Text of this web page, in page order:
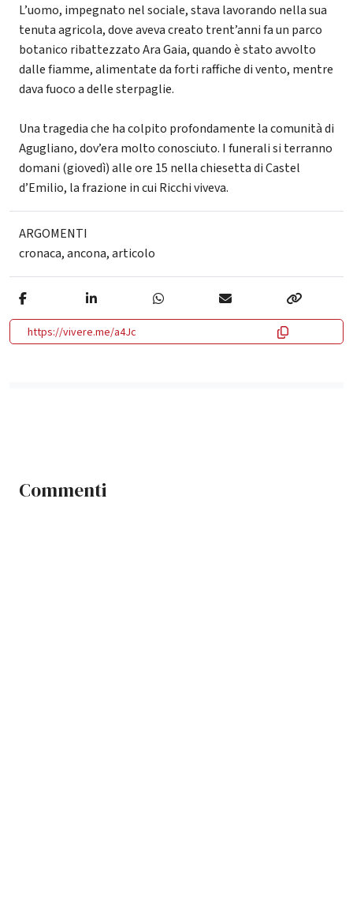
L’uomo, impegnato nel sociale, stava lavorando nella sua
tenuta agricola, dove aveva creato trent’anni fa un parco
botanico ribattezzato Ara Gaia, quando è stato avvolto
dalle fiamme, alimentate da forti raffiche di vento, mentre
dava fuoco a delle sterpaglie.
Una tragedia che ha colpito profondamente la comunità di
Agugliano, dov’era molto conosciuto. I funerali si terranno
domani (giovedì) alle ore 15 nella chiesetta di Castel
d’Emilio, la frazione in cui Ricchi viveva.
ARGOMENTI
cronaca,ancona,articolo
https://vivere.me/a4Jc
Commenti